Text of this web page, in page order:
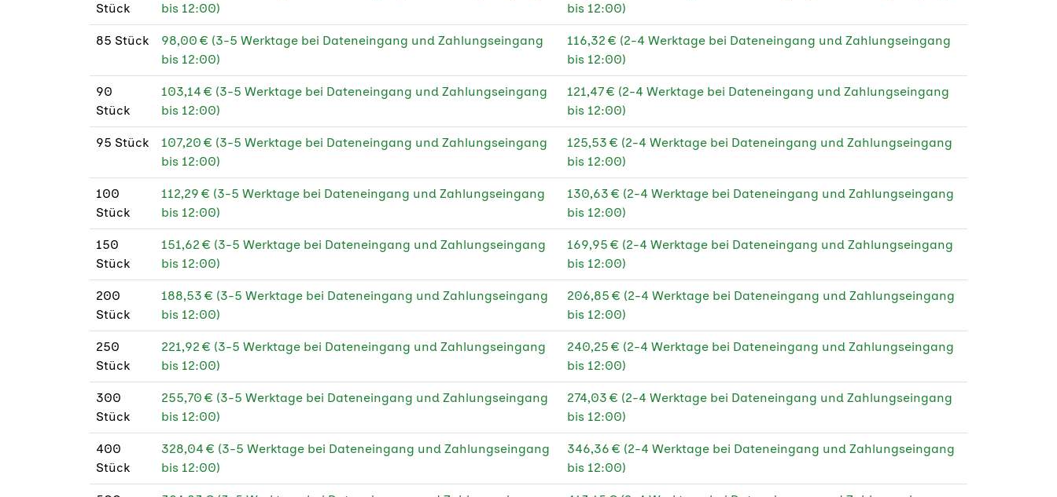
Stück
bis 12:00)
bis 12:00)
85 Stück
98,00 € (3-5 Werktage bei Dateneingang und Zahlungseingang
bis 12:00)
116,32 € (2-4 Werktage bei Dateneingang und Zahlungseingang
bis 12:00)
90
Stück
103,14 € (3-5 Werktage bei Dateneingang und Zahlungseingang
bis 12:00)
121,47 € (2-4 Werktage bei Dateneingang und Zahlungseingang
bis 12:00)
95 Stück
107,20 € (3-5 Werktage bei Dateneingang und Zahlungseingang
bis 12:00)
125,53 € (2-4 Werktage bei Dateneingang und Zahlungseingang
bis 12:00)
100
Stück
112,29 € (3-5 Werktage bei Dateneingang und Zahlungseingang
bis 12:00)
130,63 € (2-4 Werktage bei Dateneingang und Zahlungseingang
bis 12:00)
150
Stück
151,62 € (3-5 Werktage bei Dateneingang und Zahlungseingang
bis 12:00)
169,95 € (2-4 Werktage bei Dateneingang und Zahlungseingang
bis 12:00)
200
Stück
188,53 € (3-5 Werktage bei Dateneingang und Zahlungseingang
bis 12:00)
206,85 € (2-4 Werktage bei Dateneingang und Zahlungseingang
bis 12:00)
250
Stück
221,92 € (3-5 Werktage bei Dateneingang und Zahlungseingang
bis 12:00)
240,25 € (2-4 Werktage bei Dateneingang und Zahlungseingang
bis 12:00)
300
Stück
255,70 € (3-5 Werktage bei Dateneingang und Zahlungseingang
bis 12:00)
274,03 € (2-4 Werktage bei Dateneingang und Zahlungseingang
bis 12:00)
400
Stück
328,04 € (3-5 Werktage bei Dateneingang und Zahlungseingang
bis 12:00)
346,36 € (2-4 Werktage bei Dateneingang und Zahlungseingang
bis 12:00)